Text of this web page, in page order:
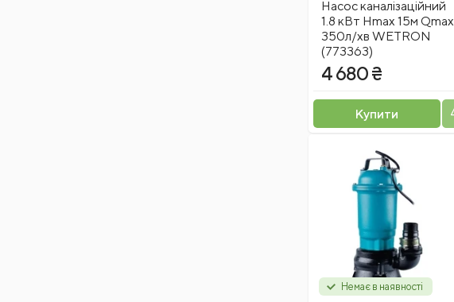
Насос каналізаційний
1.8 кВт Hmax 15м Qmax
350л/хв WETRON
(773363)
4 680 ₴
Купити
Немає в наявності